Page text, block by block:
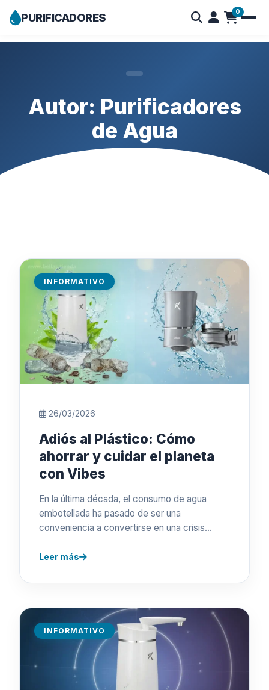
PURIFICADORES 0
Autor: Purificadores
de Agua
INFORMATIVO
26/03/2026
Adiós al Plástico: Cómo
ahorrar y cuidar el planeta
con Vibes
En la última década, el consumo de agua
embotellada ha pasado de ser una
conveniencia a convertirse en una crisis…
Leer más
INFORMATIVO